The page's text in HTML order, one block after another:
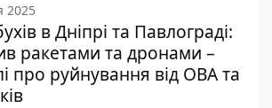
2025
в Дніпрі та Павлограді:
ракетами та дронами –
про руйнування від ОВА та